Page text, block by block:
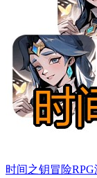
时间之钥冒险